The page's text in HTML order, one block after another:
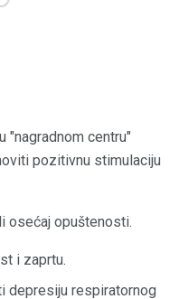
"nagradnom centru"
pozitivnu stimulaciju
osećaj opuštenosti.
i zaprtu.
depresiju respiratornog